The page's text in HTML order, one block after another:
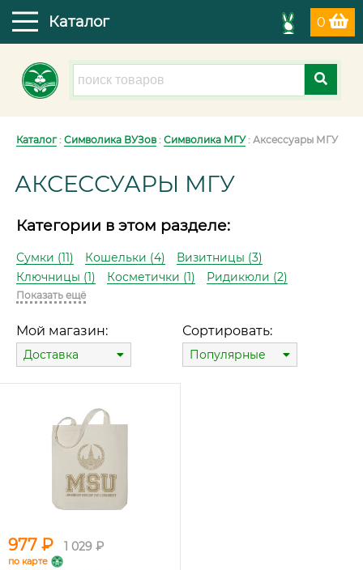
0
Каталог
Каталог: Символика ВУЗов : Символика МГУ: Аксессуары МГУ
АКСЕССУАРЫ МГУ
Категории в этом разделе:
Сумки (11) Кошельки (4)
Визитницы (3)
Ключницы (1)
Косметички (1) Ридикюли (2)
Показать ещё
Мой магазин:
Доставка
Сортировать:
Популярные
977 ₽ 1 029 ₽
по карте